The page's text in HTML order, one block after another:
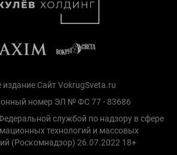
издание Сайт VokrugSveta.ru
номер ЭЛ № ФС 77 - 83686
службой по надзору в сфере
технологий и массовых
(Роскомнадзор) 26.07.2022 18+